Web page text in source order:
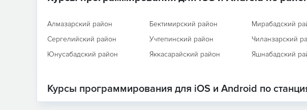
Алмазарский район Бектимирский район Мирабадский
Сергелийский район
Учтепинский район Чиланзарский
Юнусабадский район
Яккасарайский район Яшнабадский
Курсы программирования для iOS и Android по